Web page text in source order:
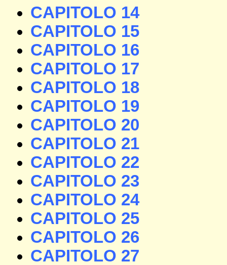
CAPITOLO 14
CAPITOLO 15
CAPITOLO 16
CAPITOLO 17
CAPITOLO 18
CAPITOLO 19
CAPITOLO 20
CAPITOLO 21
CAPITOLO 22
CAPITOLO 23
CAPITOLO 24
CAPITOLO 25
CAPITOLO 26
CAPITOLO 27